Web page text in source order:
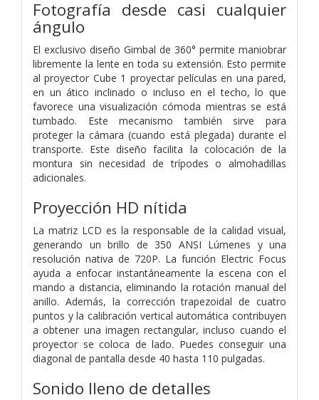
Fotografía desde casi cualquier
ángulo
El exclusivo diseño Gimbal de 360° permite maniobrar
libremente la lente en toda su extensión. Esto permite
al proyector Cube 1 proyectar películas en una pared,
en un ático inclinado o incluso en el techo, lo que
favorece una visualización cómoda mientras se está
tumbado. Este mecanismo también sirve para
proteger la cámara (cuando está plegada) durante el
transporte. Este diseño facilita la colocación de la
montura sin necesidad de trípodes o almohadillas
adicionales.
Proyección HD nítida
La matriz LCD es la responsable de la calidad visual,
generando un brillo de 350 ANSI Lúmenes y una
resolución nativa de 720P. La función Electric Focus
ayuda a enfocar instantáneamente la escena con el
mando a distancia, eliminando la rotación manual del
anillo. Además, la corrección trapezoidal de cuatro
puntos y la calibración vertical automática contribuyen
a obtener una imagen rectangular, incluso cuando el
proyector se coloca de lado. Puedes conseguir una
diagonal de pantalla desde 40 hasta 110 pulgadas.
Sonido lleno de detalles